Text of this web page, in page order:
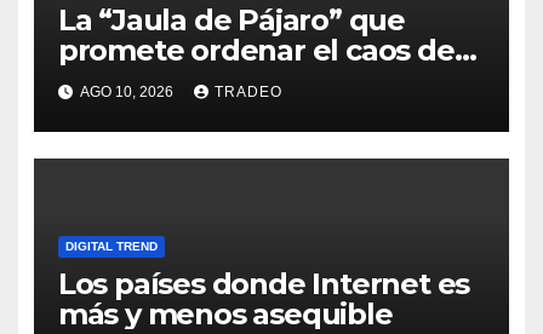
La “Jaula de Pájaro” que
promete ordenar el caos de
ChatGPT
AGO 10, 2026 TRADEO
DIGITAL TREND
Los países donde Internet es
más y menos asequible